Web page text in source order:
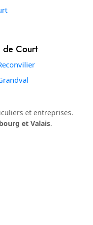
de Court
et entreprises.
et Valais.